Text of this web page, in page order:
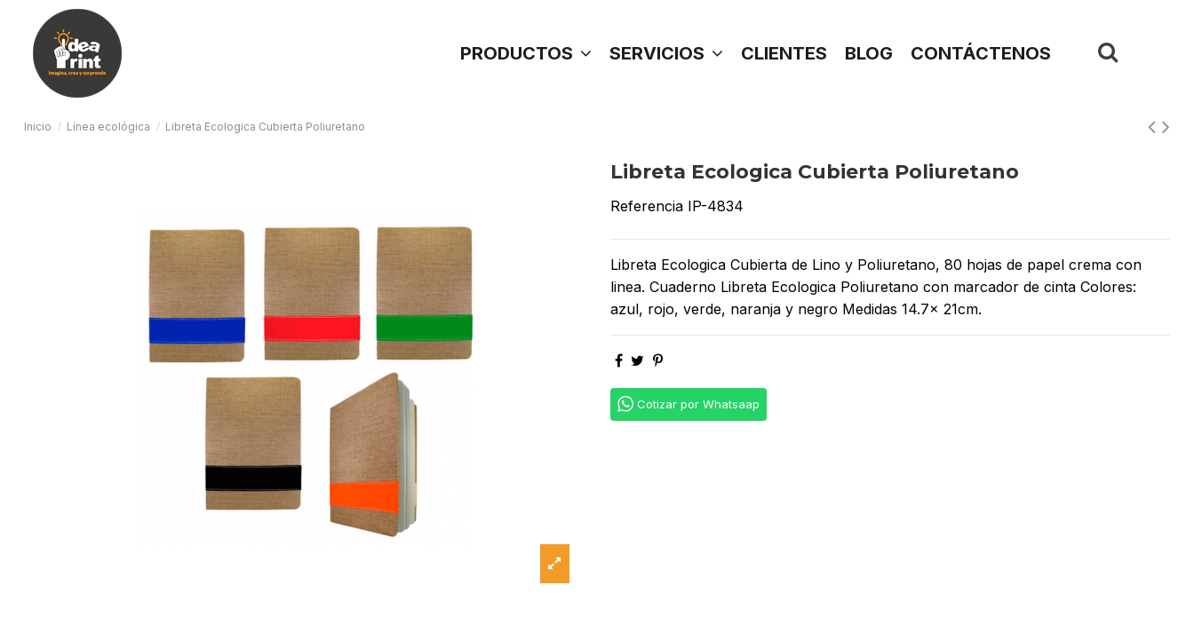
PRODUCTOS SERVICIOS CLIENTES BLOG CONTÁCTENOS
Inicio Línea ecológica Libreta Ecologica Cubierta Poliuretano
Libreta Ecologica Cubierta Poliuretano
Referencia IP-4834
Libreta Ecologica Cubierta de Lino y Poliuretano, 80 hojas de papel crema con
linea. Cuaderno Libreta Ecologica Poliuretano con marcador de cinta Colores:
azul, rojo, verde, naranja y negro Medidas 14.7x 21cm.
Cotizar por Whatsaap